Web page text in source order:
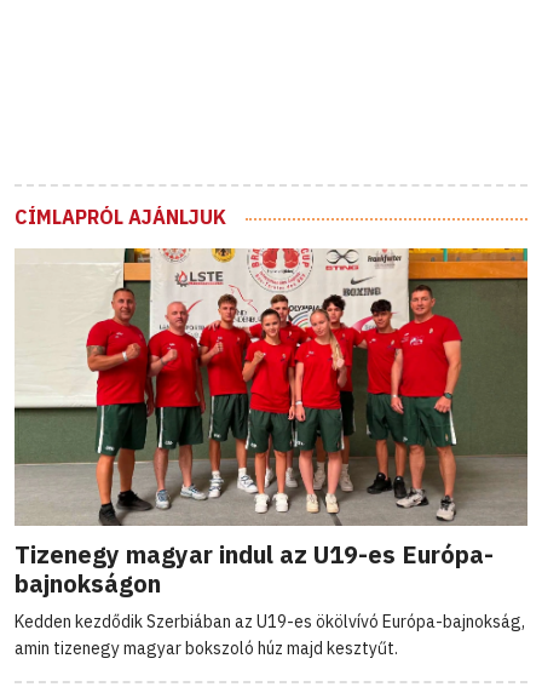
CÍMLAPRÓL AJÁNLJUK
Tizenegy magyar indul az U19-es Európa-
bajnokságon
Kedden kezdődik Szerbiában az U19-es ökölvívó Európa-bajnokság,
amin tizenegy magyar bokszoló húz majd kesztyűt.